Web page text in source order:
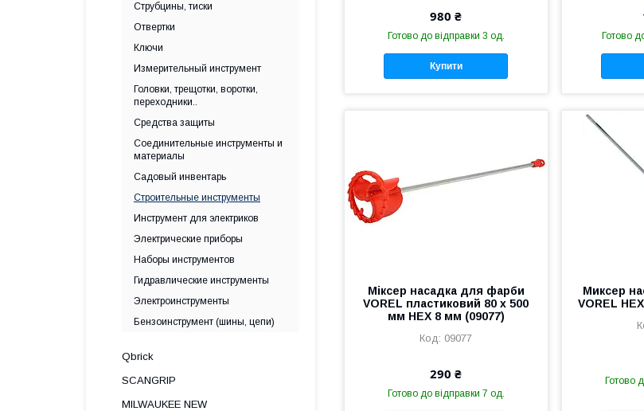
980 ₴
Готово до відправки 3 од.
Купити
Готово
Міксер насадка для фарби
VOREL пластиковий 80 х 500
мм HEX 8 мм (09077)
09077
290 ₴
Готово до відправки 7 од.
Миксер
VOREL
Готово
Струбцины, тиски
Отвертки
Ключи
Измерительный инструмент
Головки, трещотки, воротки,
переходники..
Средства защиты
Соединительные инструменты и
материалы
Садовый инвентарь
Строительные инструменты
Инструмент для электриков
Электрические приборы
Наборы инструментов
Гидравлические инструменты
Электроинструменты
Бензоинструмент (шины, цепи)
Qbrick
SCANGRIP
MILWAUKEE NEW